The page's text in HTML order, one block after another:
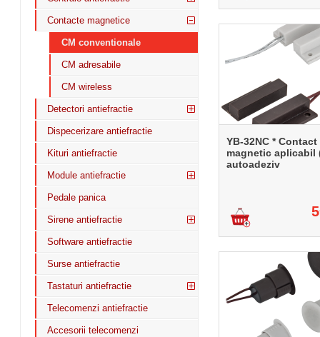
YB-32NC * Contact
magnetic aplicabil
autoadeziv
5
Contacte magnetice
CM conventionale
CM adresabile
CM wireless
Detectori antiefractie
Dispecerizare antiefractie
Kituri antiefractie
Module antiefractie
Pedale panica
Sirene antiefractie
Software antiefractie
Surse antiefractie
Tastaturi antiefractie
Telecomenzi antiefractie
Accesorii telecomenzi